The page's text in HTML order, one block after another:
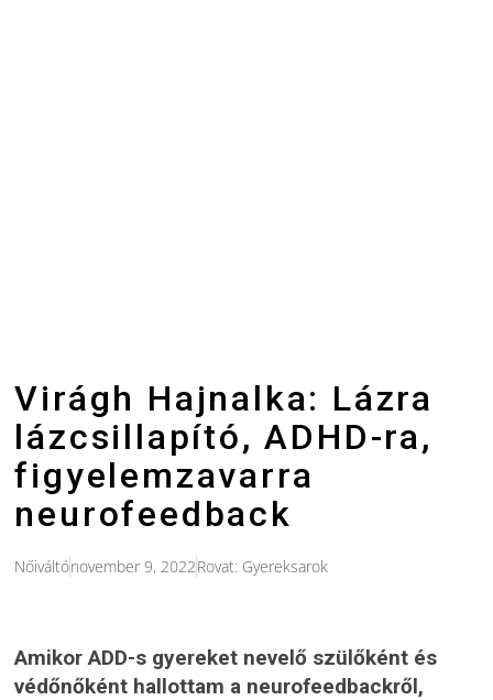
Virágh Hajnalka: Lázra
lázcsillapító, ADHD-ra,
figyelemzavarra
neurofeedback
Nőiváltónovember 9, 2022Rovat: Gyereksarok
Amikor ADD-s gyereket nevelő szülőként és
védőnőként hallottam a neurofeedbackről,